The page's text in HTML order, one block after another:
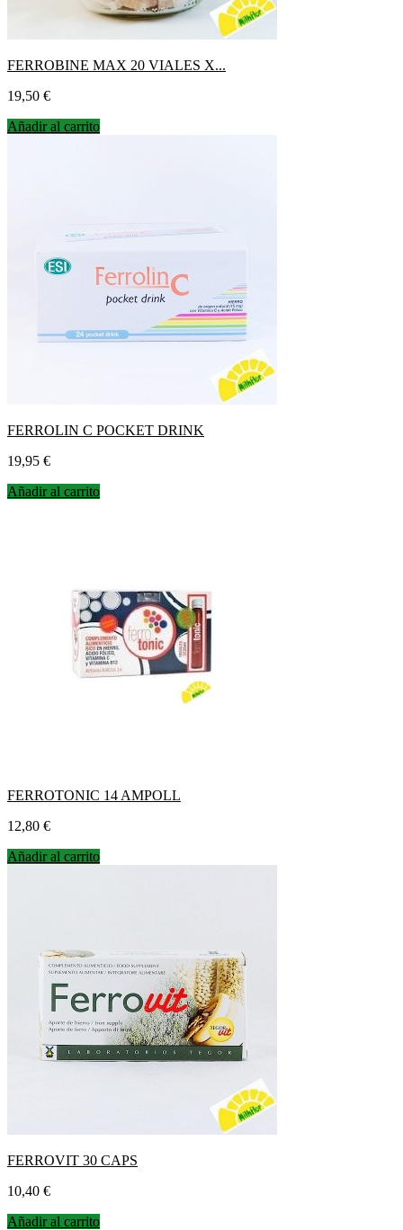
FERROBINE MAX 20 VIALES X...
Precio
19,50 €
Añadir al carrito
FERROLIN C POCKET DRINK
Precio
19,95 €
Añadir al carrito
FERROTONIC 14 AMPOLL
Precio
12,80 €
Añadir al carrito
FERROVIT 30 CAPS
Precio
10,40 €
Añadir al carrito